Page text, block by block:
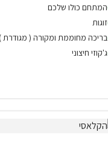
המתחם כולו שלכם
זוגות
בריכה מחוממת ומקורה ( מגודרת )
ג'קוזי חיצוני